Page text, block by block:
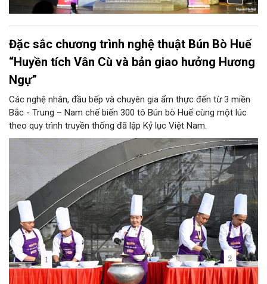
Đặc sắc chương trình nghệ thuật Bún Bò Huế
“Huyền tích Vân Cù và bản giao hưởng Hương
Ngự”
Các nghệ nhân, đầu bếp và chuyên gia ẩm thực đến từ 3 miền
Bắc - Trung – Nam chế biến 300 tô Bún bò Huế cùng một lúc
theo quy trình truyền thống đã lập Kỷ lục Việt Nam.